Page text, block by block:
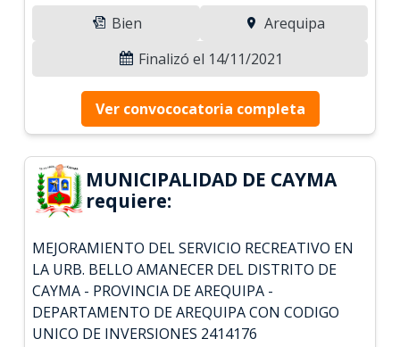
Bien
Arequipa
Finalizó el 14/11/2021
Ver convococatoria completa
MUNICIPALIDAD DE CAYMA
requiere:
MEJORAMIENTO DEL SERVICIO RECREATIVO EN
LA URB. BELLO AMANECER DEL DISTRITO DE
CAYMA - PROVINCIA DE AREQUIPA -
DEPARTAMENTO DE AREQUIPA CON CODIGO
UNICO DE INVERSIONES 2414176